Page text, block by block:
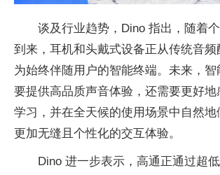
谈及行业趋势，Dino 指出，随着
到来，耳机和头戴式设备正从传统音
为始终伴随用户的智能终端。未来，智
要提供高品质声音体验，还需要更好
学习，并在全天候的使用场景中自然
更加无缝且个性化的交互体验。
Dino 进一步表示，高通正通过超